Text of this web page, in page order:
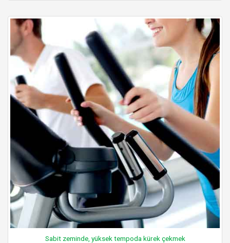
Sabit zeminde, yüksek tempoda kürek çekmek